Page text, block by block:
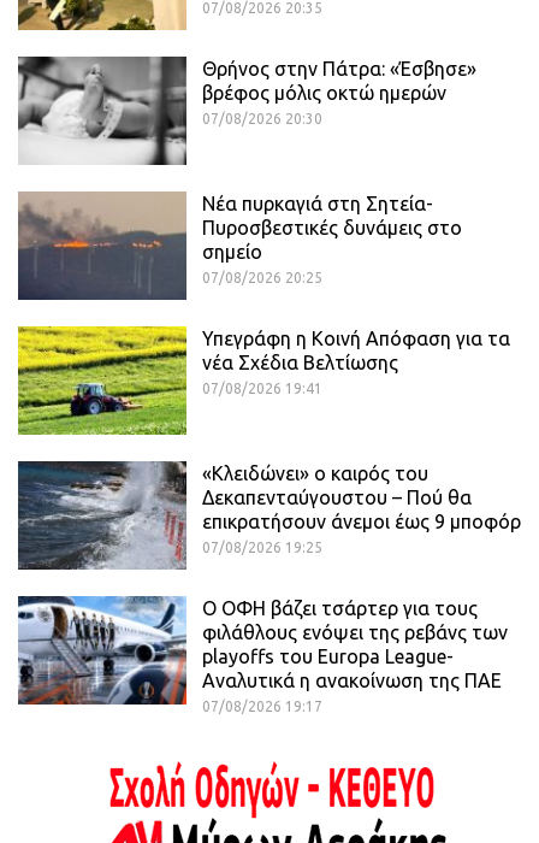
07/08/2026 20:35
Θρήνος στην Πάτρα: «Έσβησε»
βρέφος μόλις οκτώ ημερών
07/08/2026 20:30
Νέα πυρκαγιά στη Σητεία-
Πυροσβεστικές δυνάμεις στο
σημείο
07/08/2026 20:25
Υπεγράφη η Κοινή Απόφαση για τα
νέα Σχέδια Βελτίωσης
07/08/2026 19:41
«Κλειδώνει» ο καιρός του
Δεκαπενταύγουστου – Πού θα
επικρατήσουν άνεμοι έως 9 μποφόρ
07/08/2026 19:25
Ο ΟΦΗ βάζει τσάρτερ για τους
φιλάθλους ενόψει της ρεβάνς των
playoffs του Europa League-
Αναλυτικά η ανακοίνωση της ΠΑΕ
07/08/2026 19:17